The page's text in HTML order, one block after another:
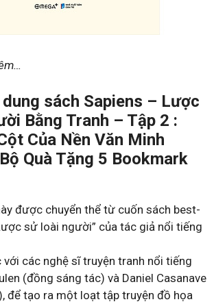
sách Sapiens – Lược
Bằng Tranh – Tập 2 :
Của Nền Văn Minh
Quà Tặng 5 Bookmark
được chuyển thể từ cuốn sách best-
sử loài người” của tác giả nổi tiếng
với các nghệ sĩ truyện tranh nổi tiếng
(đồng sáng tác) và Daniel Casanave
để tạo ra một loạt tập truyện đồ họa